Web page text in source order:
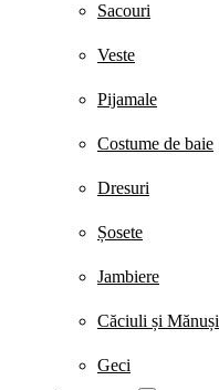
Sacouri
Veste
Pijamale
Costume de baie
Dresuri
Șosete
Jambiere
Căciuli și Mănuși
Geci